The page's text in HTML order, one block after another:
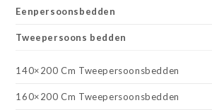
Eenpersoonsbedden
Tweepersoons bedden
140×200 Cm Tweepersoonsbedden
160×200 Cm Tweepersoonsbedden